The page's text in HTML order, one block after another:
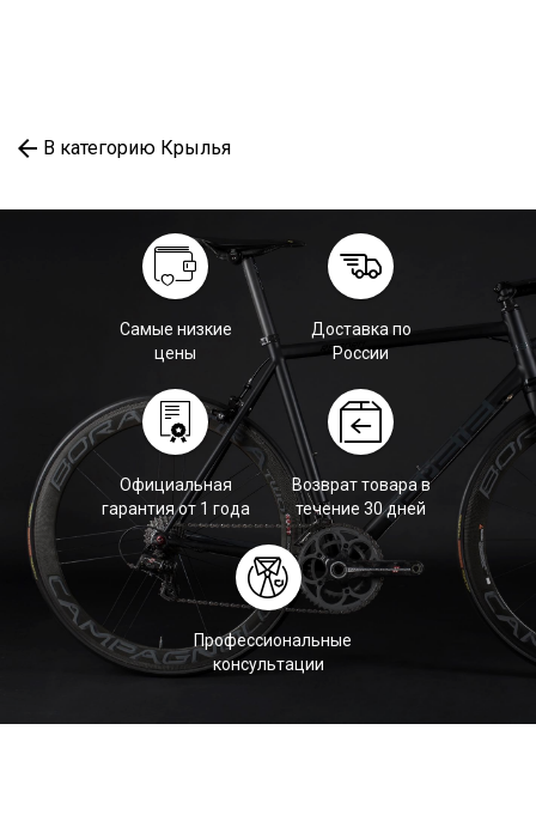
В категорию Крылья
Самые низкие
цены
Доставка по
России
Официальная
гарантия от 1 года
Возврат товара в
течение 30 дней
Профессиональные
консультации